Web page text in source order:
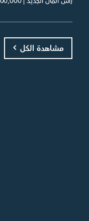
مشاهدة الكل